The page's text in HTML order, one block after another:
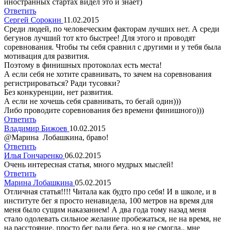
Ответить
Сергей Сорокин 11.02.2015
Среди людей, по человеческим факторам лучших нет. А среди
бегунов лучший тот кто быстрее! Для этого и проводят
соревнования. Чтобы ты себя сравнил с другими и у тебя была
мотивация для развития.
Поэтому в финишных протоколах есть места!
А если себя не хотите сравнивать, то зачем на соревнования
регистрироваться? Ради тусовки?
Без конкуренции, нет развития.
А если не хочешь себя сравнивать, то бегай один)))
Либо проводите соревнования без времени финишного)))
Ответить
Владимир Бижоев 10.02.2015
@Марина Лобашкина, браво!
Ответить
Илья Гончаренко 06.02.2015
Очень интересная статья, много мудрых мыслей!
Ответить
Марина Лобашкина 05.02.2015
Отличная статья!!!! Читала как будто про себя! И в школе, и в
институте бег я просто ненавидела, 100 метров на время для
меня было сущим наказанием! А два года тому назад меня
стало одолевать сильное желание пробежаться, не на время, не
на расстояние, просто бег ради бега, но я не смогла.. мне